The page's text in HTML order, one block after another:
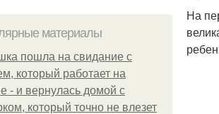
материалы
пошла на свидание с
который работает на
- и вернулась домой с
который точно не влезет
На